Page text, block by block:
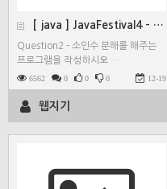
[ java ] JavaFestival4 - Quest…
Question2 - 소인수 분해를 해주는
프로그램을 작성하시오 …
6562 0 0 0 12-19
웹지기